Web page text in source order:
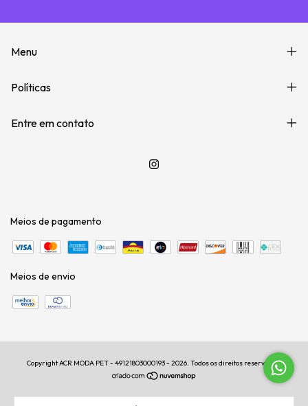
Menu
Políticas
Entre em contato
Meios de pagamento
Meios de envio
Copyright ACR MODA PET - 49121803000193 - 2026. Todos os direitos reservados.